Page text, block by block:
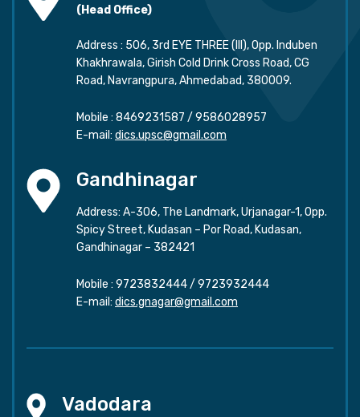
(Head Office)
Address : 506, 3rd EYE THREE (III), Opp. Induben
Khakhrawala, Girish Cold Drink Cross Road, CG
Road, Navrangpura, Ahmedabad, 380009.
Mobile : 8469231587 / 9586028957
E-mail: dics.upsc@gmail.com
Gandhinagar
Address: A-306, The Landmark, Urjanagar-1, Opp.
Spicy Street, Kudasan – Por Road, Kudasan,
Gandhinagar – 382421
Mobile : 9723832444/ 9723932444
E-mail: dics.gnagar@gmail.com
Vadodara